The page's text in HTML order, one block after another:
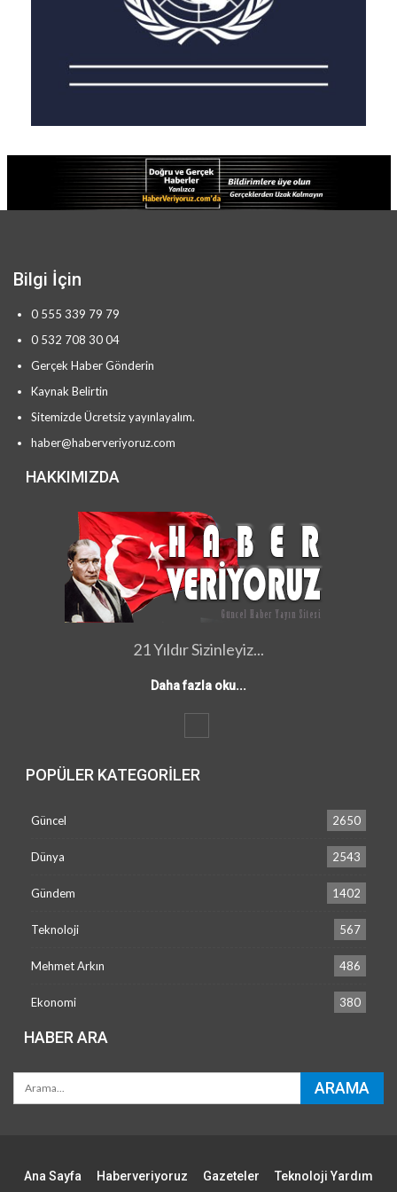
Bilgi İçin
0 555 339 79 79
0 532 708 30 04
Gerçek Haber Gönderin
Kaynak Belirtin
Sitemizde Ücretsiz yayınlayalım.
haber@haberveriyoruz.com
HAKKIMIZDA
21 Yıldır Sizinleyiz...
Daha fazla oku...
POPÜLER KATEGORILER
Güncel 2650
Dünya 2543
Gündem 1402
Teknoloji 567
Mehmet Arkın 486
Ekonomi 380
HABER ARA
Ana Sayfa Haberveriyoruz Gazeteler Teknoloji Yardım